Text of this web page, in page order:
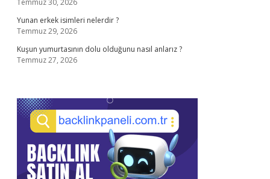
Temmuz 30, 2026
Yunan erkek isimleri nelerdir ?
Temmuz 29, 2026
Kuşun yumurtasının dolu olduğunu nasıl anlarız ?
Temmuz 27, 2026